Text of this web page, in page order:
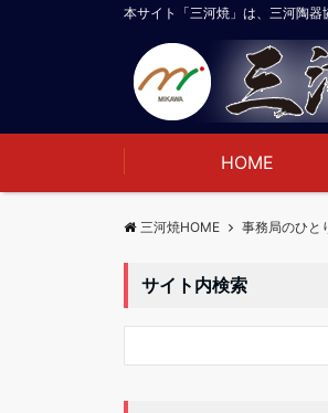
本サイト「三河焼」は、三河陶器
HOME
三河焼HOME 事務局のひと
サイト内検索